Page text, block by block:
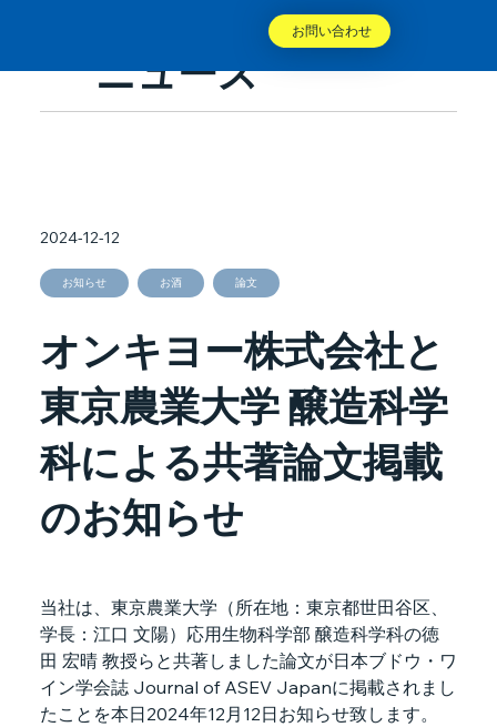
お問い合わせ
ニュース
オンキヨー株式会社と
東京農業大学 醸造科学
科による共著論文掲載
のお知らせ
お知らせ お酒 論文
2024-12-12
当社は、東京農業大学（所在地：東京都世田谷区、
学長：江口 文陽）応用生物科学部 醸造科学科の徳
田 宏晴 教授らと共著しました論文が日本ブドウ・ワ
イン学会誌 Journal of ASEV Japanに掲載されまし
たことを本日2024年12月12日お知らせ致します。